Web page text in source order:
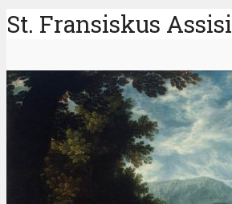
St. Fransiskus Assisi